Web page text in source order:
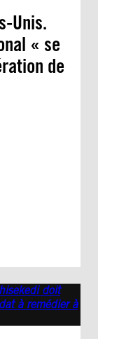
Unis.
« se
de